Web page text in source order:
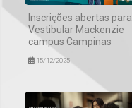
Inscrições abertas para
Vestibular Mackenzie
campus Campinas
15/12/2025